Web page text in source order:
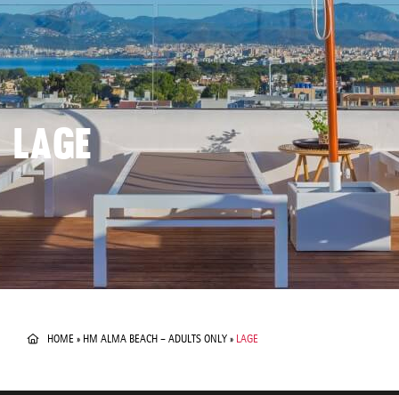
LAGE
HOME » HM ALMA BEACH – ADULTS ONLY » LAGE